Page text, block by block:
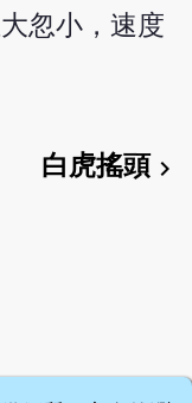
忽小，速度
白虎搖頭chevron_right